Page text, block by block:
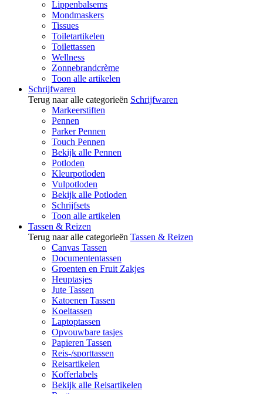
Lippenbalsems
Mondmaskers
Tissues
Toiletartikelen
Toilettassen
Wellness
Zonnebrandcrème
Toon alle artikelen
Schrijfwaren
Terug naar alle categorieën Schrijfwaren
Markeerstiften
Pennen
Parker Pennen
Touch Pennen
Bekijk alle Pennen
Potloden
Kleurpotloden
Vulpotloden
Bekijk alle Potloden
Schrijfsets
Toon alle artikelen
Tassen & Reizen
Terug naar alle categorieën Tassen & Reizen
Canvas Tassen
Documententassen
Groenten en Fruit Zakjes
Heuptasjes
Jute Tassen
Katoenen Tassen
Koeltassen
Laptoptassen
Opvouwbare tasjes
Papieren Tassen
Reis-/sporttassen
Reisartikelen
Kofferlabels
Bekijk alle Reisartikelen